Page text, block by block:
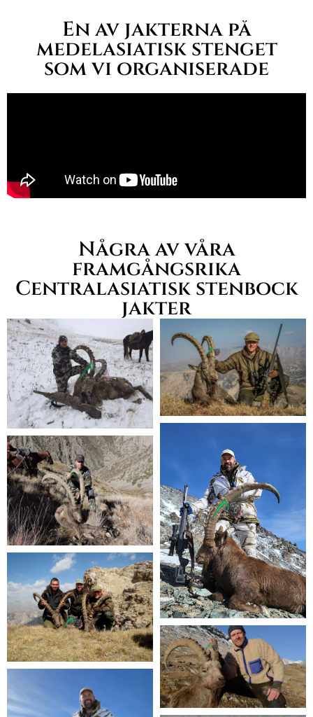
En av jakterna på
medelasiatisk stenget
som vi organiserade
Några av våra
framgångsrika
Centralasiatisk stenbock
jakter